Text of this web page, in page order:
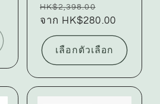
ราคา
ปกติ
HK$2,398.00
โปรโมชัน
จาก HK$280.00
เลือกตัวเลือก